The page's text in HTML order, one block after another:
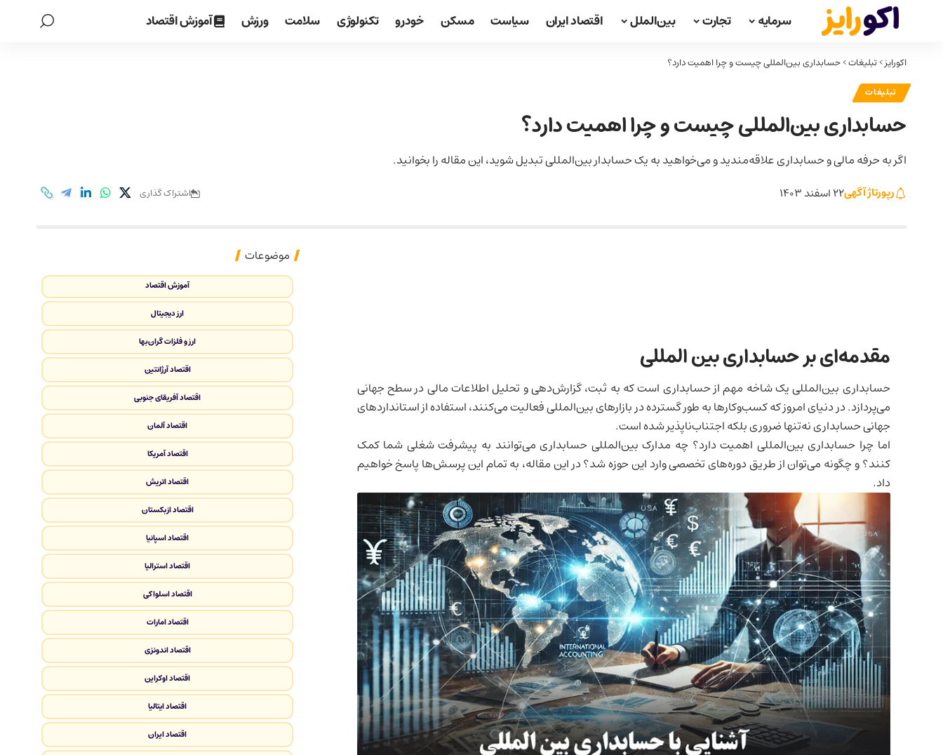
سرمایه تجارت بین‌الملل اقتصاد ایران سیاست مسکن خودرو تکنولوژی سلامت ورزش آموزش اقتصاد
اکورایز>تبلیغات>حسابداری بین‌المللی چیست و چرا اهمیت دارد؟
تبلیغات
حسابداری بین‌المللی چیست و چرا اهمیت دارد؟
اگر به حرفه مالی و حسابداری علاقه‌مندید و می‌خواهید به یک حسابدار بین‌المللی تبدیل شوید، این مقاله را بخوانید.
رپورتاژ آگهی22 اسفند 1403 اشتراک گذاری
مقدمه‌ای بر حسابداری بین المللی
حسابداری بین‌المللی یک شاخه مهم از حسابداری است که به ثبت، گزارش‌دهی و تحلیل اطلاعات مالی در سطح جهانی
می‌پردازد. در دنیای امروز که کسب‌وکارها به طور گسترده در بازارهای بین‌المللی فعالیت می‌کنند، استفاده از استانداردهای
جهانی حسابداری نه‌تنها ضروری بلکه اجتناب‌ناپذیر شده است.
اما چرا حسابداری بین‌المللی اهمیت دارد؟ چه مدارک بین‌المللی حسابداری می‌توانند به پیشرفت شغلی شما کمک
کنند؟ و چگونه می‌توان از طریق دوره‌های تخصصی وارد این حوزه شد؟ در این مقاله، به تمام این پرسش‌ها پاسخ خواهیم
داد.
موضوعات
آموزش اقتصاد
ارز دیجیتال
ارز و فلزات گران‌بها
اقتصاد آرژانتین
اقتصاد آفریقای جنوبی
اقتصاد آلمان
اقتصاد آمریکا
اقتصاد اتریش
اقتصاد ازبکستان
اقتصاد اسپانیا
اقتصاد استرالیا
اقتصاد اسلواکی
اقتصاد امارات
اقتصاد اندونزی
اقتصاد اوکراین
اقتصاد ایتالیا
اقتصاد ایران